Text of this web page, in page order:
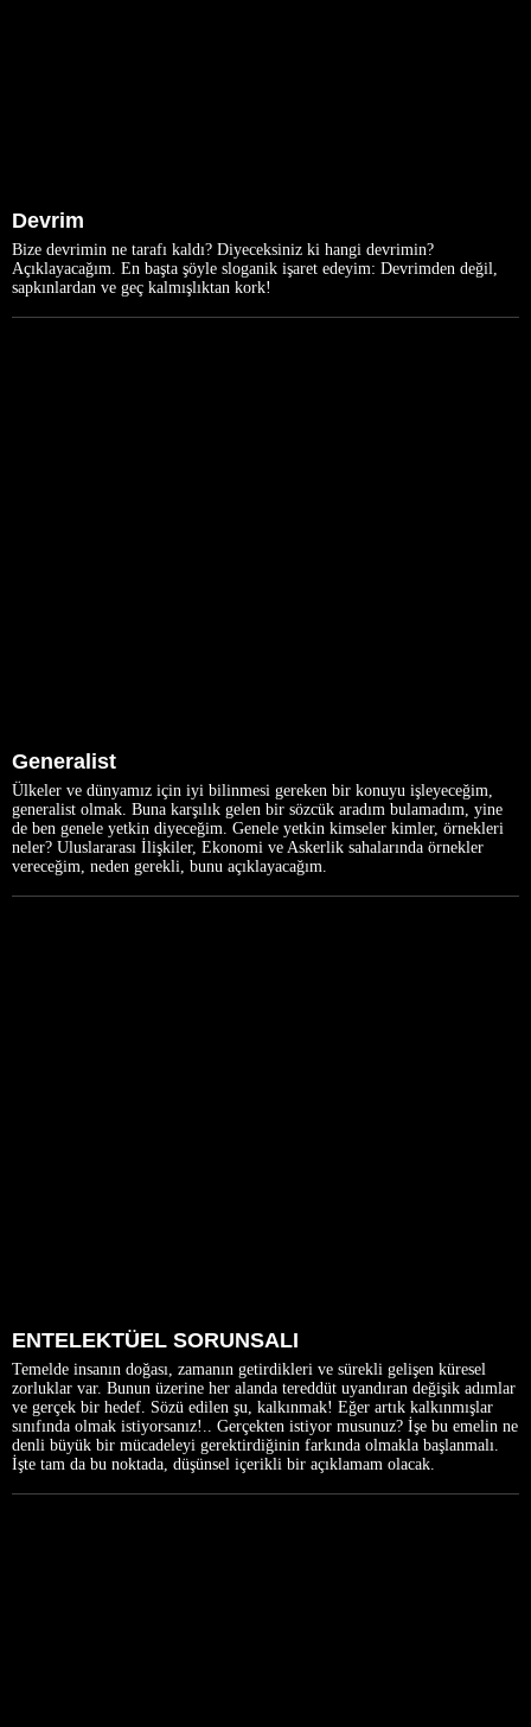
Devrim
Bize devrimin ne tarafı kaldı? Diyeceksiniz ki hangi devrimin?
Açıklayacağım. En başta şöyle sloganik işaret edeyim: Devrimden değil,
sapkınlardan ve geç kalmışlıktan kork!
Generalist
Ülkeler ve dünyamız için iyi bilinmesi gereken bir konuyu işleyeceğim,
generalist olmak. Buna karşılık gelen bir sözcük aradım bulamadım, yine
de ben genele yetkin diyeceğim. Genele yetkin kimseler kimler, örnekleri
neler? Uluslararası İlişkiler, Ekonomi ve Askerlik sahalarında örnekler
vereceğim, neden gerekli, bunu açıklayacağım.
ENTELEKTÜEL SORUNSALI
Temelde insanın doğası, zamanın getirdikleri ve sürekli gelişen küresel
zorluklar var. Bunun üzerine her alanda tereddüt uyandıran değişik adımlar
ve gerçek bir hedef. Sözü edilen şu, kalkınmak! Eğer artık kalkınmışlar
sınıfında olmak istiyorsanız!.. Gerçekten istiyor musunuz? İşe bu emelin ne
denli büyük bir mücadeleyi gerektirdiğinin farkında olmakla başlanmalı.
İşte tam da bu noktada, düşünsel içerikli bir açıklamam olacak.